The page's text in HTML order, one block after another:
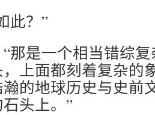
此？”
那是一个相当错综
上面都刻着复杂的
的地球历史与史前
头上。”